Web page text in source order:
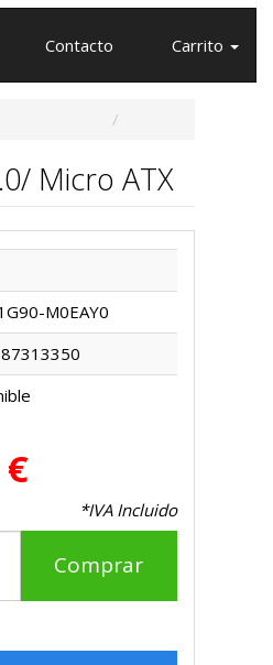
Contacto Carrito
Micro ATX
M0EAY0
*IVA Incluido
Comprar